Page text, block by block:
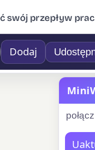
swój przepływ
Dodaj